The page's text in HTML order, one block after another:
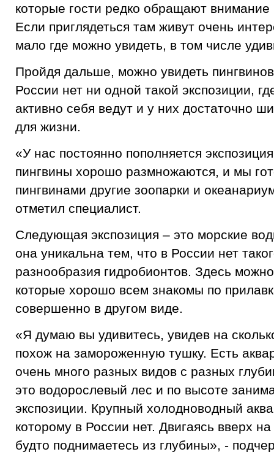
которые гости редко обращают внимание
Если приглядеться там живут очень
мало где можно увидеть, в том числе
Пройдя дальше, можно увидеть
России нет ни одной такой экспозиции,
активно себя ведут и у них достаточно
для жизни.
«У нас постоянно пополняется
пингвины хорошо размножаются, и мы
пингвинами другие зоопарки и
отметил специалист.
Следующая экспозиция – это морские
она уникальна тем, что в России нет
разнообразия гидробионтов. Здесь
которые хорошо всем знакомы по
совершенно в другом виде.
«Я думаю вы удивитесь, увидев на
похож на замороженную тушку. Есть
очень много разных видов с разных
это водорослевый лес и по высоте
экспозиции. Крупный холодноводный
которому в России нет. Двигаясь вверх
будто поднимаетесь из глубины», -